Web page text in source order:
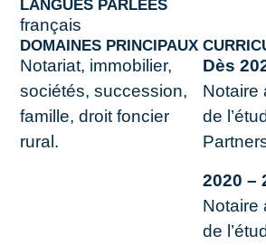
LANGUES PARLÉES
français
DOMAINES PRINCIPAUX
Notariat, immobilier,
sociétés, succession,
famille, droit foncier
rural.
Dès
Notaire
de
2020 –
Notaire
de